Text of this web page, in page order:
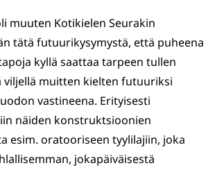
muuten Kotikielen Seurakin
tätä futuurikysymystä, että puheena
kyllä saattaa tarpeen tullen
viljellä muitten kielten futuuriksi
vastineena. Erityisesti
näiden konstruktsioonien
esim. oratooriseen tyylilajiin, joka
jokapäiväisestä